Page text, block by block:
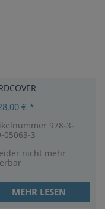
€ *
978-3-
05063-3
nicht mehr
MEHR LESEN